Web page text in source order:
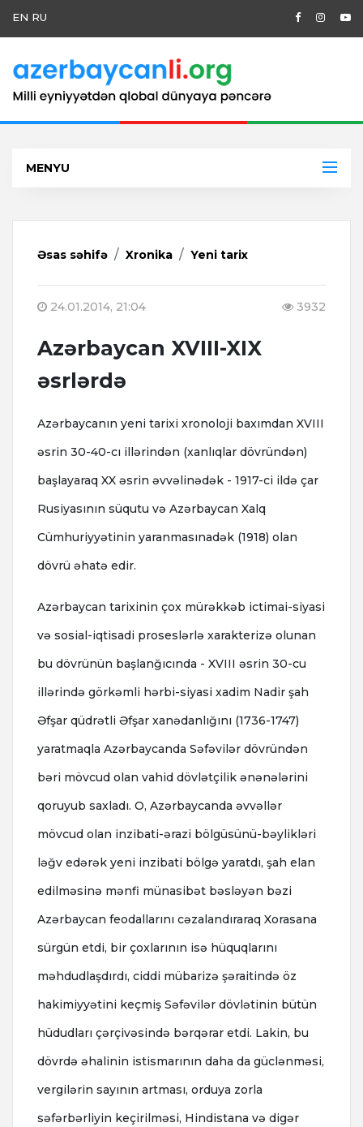
EN RU
MENYU
Əsas səhifə Xronika Yeni tarix
24.01.2014, 21:04 3932
Azərbaycan XVIII-XIX
əsrlərdə
Azərbaycanın yeni tarixi xronoloji baxımdan XVIII
əsrin 30-40-cı illərindən (xanlıqlar dövründən)
başlayaraq XX əsrin əvvəlinədək - 1917-ci ildə çar
Rusiyasının süqutu və Azərbaycan Xalq
Cümhuriyyətinin yaranmasınadək (1918) olan
dövrü əhatə edir.
Azərbaycan tarixinin çox mürəkkəb ictimai-siyasi
və sosial-iqtisadi proseslərlə xarakterizə olunan
bu dövrünün başlanğıcında - XVIII əsrin 30-cu
illərində görkəmli hərbi-siyasi xadim Nadir şah
Əfşar qüdrətli Əfşar xanədanlığını (1736-1747)
yaratmaqla Azərbaycanda Səfəvilər dövründən
bəri mövcud olan vahid dövlətçilik ənənələrini
qoruyub saxladı. O, Azərbaycanda əvvəllər
mövcud olan inzibati-ərazi bölgüsünü-bəylikləri
ləğv edərək yeni inzibati bölgə yaratdı, şah elan
edilməsinə mənfi münasibət bəsləyən bəzi
Azərbaycan feodallarını cəzalandıraraq Xorasana
sürgün etdi, bir çoxlarının isə hüquqlarını
məhdudlaşdırdı, ciddi mübarizə şəraitində öz
hakimiyyətini keçmiş Səfəvilər dövlətinin bütün
hüdudları çərçivəsində bərqərar etdi. Lakin, bu
dövrdə əhalinin istismarının daha da güclənməsi,
vergilərin sayının artması, orduya zorla
səfərbərliyin keçirilməsi, Hindistana və digər